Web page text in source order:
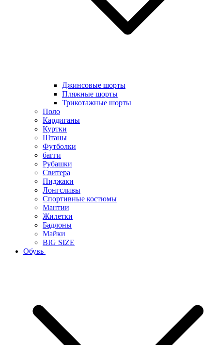
Джинсовые шорты
Пляжные шорты
Трикотажные шорты
Поло
Кардиганы
Куртки
Штаны
Футболки
багги
Рубашки
Свитера
Пиджаки
Лонгсливы
Спортивные костюмы
Мантии
Жилетки
Бадлоны
Майки
BIG SIZE
Обувь